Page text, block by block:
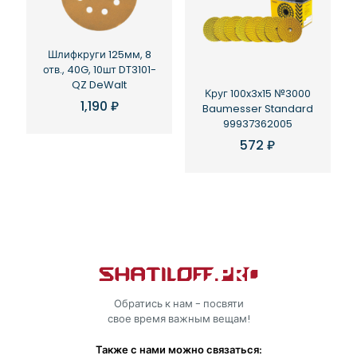
Шлифкруги 125мм, 8
отв., 40G, 10шт DT3101-
QZ DeWalt
1,190 ₽
Круг 100x3x15 №3000
Baumesser Standard
99937362005
572₽
Обратись к нам - посвяти
свое время важным вещам!
Также с нами можно связаться: